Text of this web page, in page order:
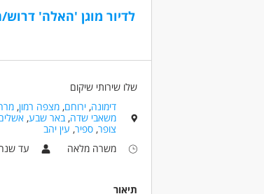
לדיור מוגן 'האלה'
שלו שירותי שיקום
דימונה,ירוחם,מצפה רמון,
משאבי שדה,באר שבע,
צופר,ספיר, עין יהב
משרה מלאה
עד שנה
תיאור